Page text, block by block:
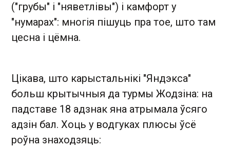
("грубы" і "няветлівы") і камфорт у
"нумарах": многія пішуць пра тое, што там
цесна і цёмна.
Цікава, што карыстальнікі "Яндэкса"
больш крытычныя да турмы Жодзіна: на
падставе 18 адзнак яна атрымала ўсяго
адзін бал. Хоць у водгуках плюсы ўсё
роўна знаходзяць: